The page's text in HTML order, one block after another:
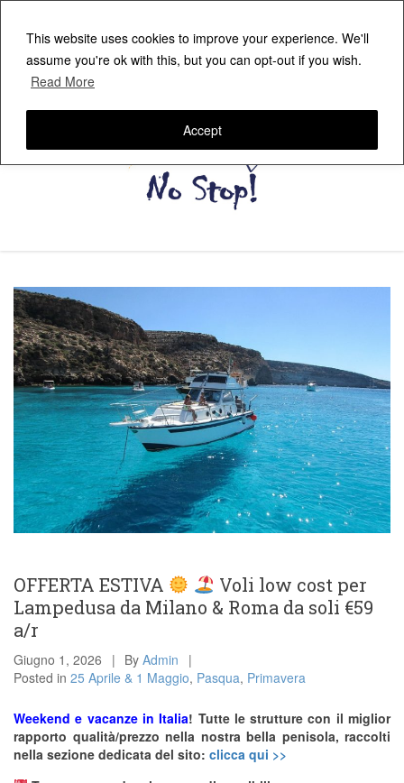
This website uses cookies to improve your experience. We'll
assume you're ok with this, but you can opt-out if you wish.
Read More
Accept
OFFERTA ESTIVA
Voli low cost per
Lampedusa da Milano & Roma da soli €59
a/r
Giugno 1, 2026 By Admin
Posted in 25 Aprile & 1 Maggio, Pasqua, Primavera
Weekend e vacanze in Italia! Tutte le strutture con il miglior
rapporto qualità/prezzo nella nostra bella penisola, raccolti
nella sezione dedicata del sito: clicca qui >>